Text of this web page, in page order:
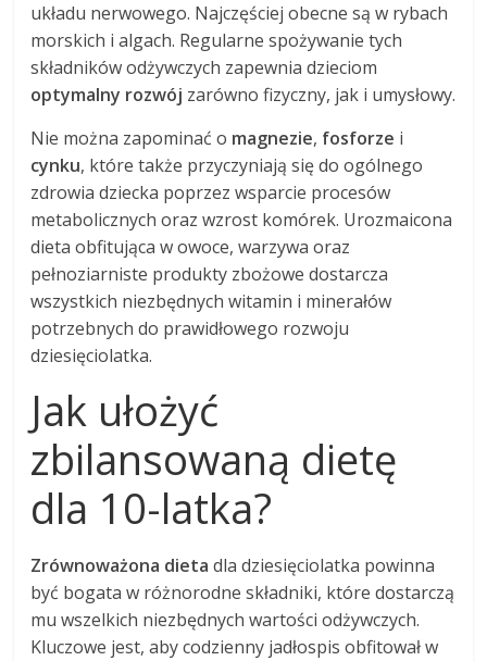
układu nerwowego. Najczęściej obecne są w rybach
morskich i algach. Regularne spożywanie tych
składników odżywczych zapewnia dzieciom
optymalny rozwój zarówno fizyczny, jak i umysłowy.
Nie można zapominać o magnezie, fosforze i
cynku, które także przyczyniają się do ogólnego
zdrowia dziecka poprzez wsparcie procesów
metabolicznych oraz wzrost komórek. Urozmaicona
dieta obfitująca w owoce, warzywa oraz
pełnoziarniste produkty zbożowe dostarcza
wszystkich niezbędnych witamin i minerałów
potrzebnych do prawidłowego rozwoju
dziesięciolatka.
Jak ułożyć
zbilansowaną dietę
dla 10-latka?
Zrównoważona dieta dla dziesięciolatka powinna
być bogata w różnorodne składniki, które dostarczą
mu wszelkich niezbędnych wartości odżywczych.
Kluczowe jest, aby codzienny jadłospis obfitował w